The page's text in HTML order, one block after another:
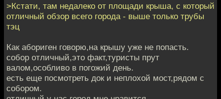
>Кстати, там недалеко от площади крыша, с который
отличный обзор всего города - выше только трубы
тэц
Как абориген говорю,на крышу уже не попасть.
собор отличный,это факт,туристы прут
валом,особливо в погожий день.
есть еще посмотреть док и неплохой мост,рядом с
собором.